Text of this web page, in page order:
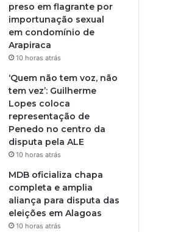
preso em flagrante por
importunação sexual
em condomínio de
Arapiraca
10 horas atrás
‘Quem não tem voz, não
tem vez’: Guilherme
Lopes coloca
representação de
Penedo no centro da
disputa pela ALE
10 horas atrás
MDB oficializa chapa
completa e amplia
aliança para disputa das
eleições em Alagoas
10 horas atrás